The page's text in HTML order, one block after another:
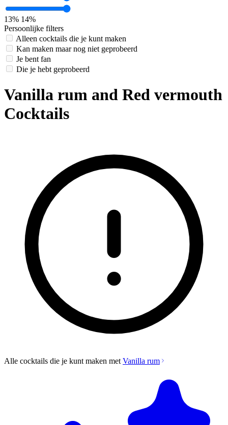
13% 14%
Persoonlijke filters
Alleen cocktails die je kunt maken
Kan maken maar nog niet geprobeerd
Je bent fan
Die je hebt geprobeerd
Vanilla rum and Red vermouth
Cocktails
Alle cocktails die je kunt maken met Vanilla rum